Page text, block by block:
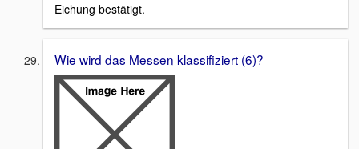
Eichung bestätigt.
Wie wird das Messen klassifiziert (6)?